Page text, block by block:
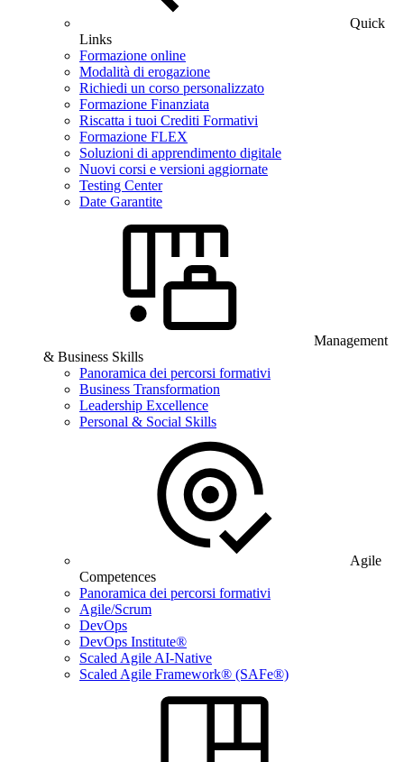
Quick
Links
Formazione online
Modalità di erogazione
Richiedi un corso personalizzato
Formazione Finanziata
Riscatta i tuoi Crediti Formativi
Formazione FLEX
Soluzioni di apprendimento digitale
Nuovi corsi e versioni aggiornate
Testing Center
Date Garantite
Management
& Business Skills
Panoramica dei percorsi formativi
Business Transformation
Leadership Excellence
Personal & Social Skills
Agile
Competences
Panoramica dei percorsi formativi
Agile/Scrum
DevOps
DevOps Institute®
Scaled Agile AI-Native
Scaled Agile Framework® (SAFe®)